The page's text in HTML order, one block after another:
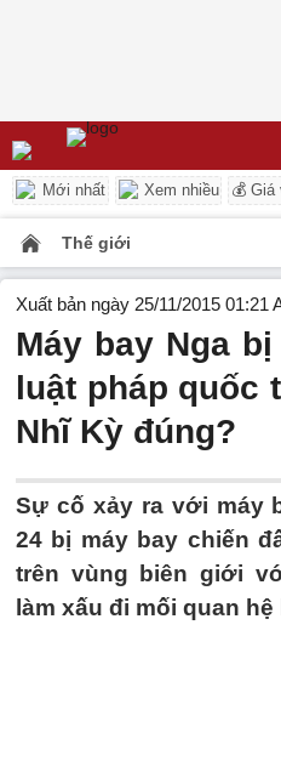
Mới nhất Xem nhiều 💰 Giá
Thế giới
Xuất bản ngày 25/11/2015 01:21
Máy bay Nga
luật pháp quốc
Nhĩ Kỳ đúng?
Sự cố xảy ra với máy
24 bị máy bay chiến
trên vùng biên giới
làm xấu đi mối quan